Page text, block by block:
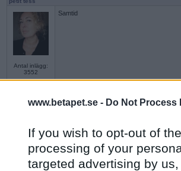
www.betapet.se - Do Not Process
If you wish to opt-out of
processing of your
targeted advertising by
Antal inlägg:
3552
Samtid
Antal inlägg: 686
Ide